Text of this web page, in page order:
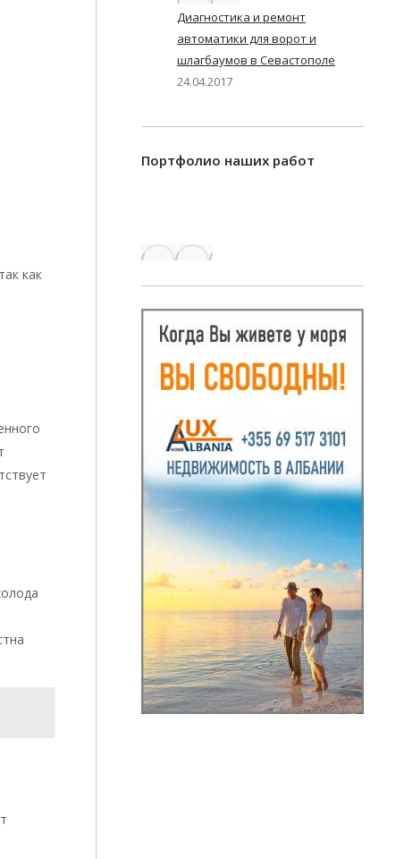
как
Диагностика и ремонт
автоматики для ворот и
шлагбаумов в Севастополе
24.04.2017
Портфолио наших работ